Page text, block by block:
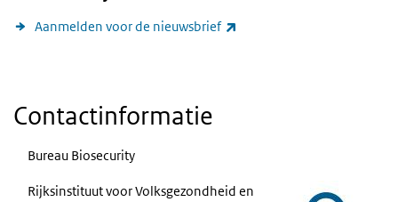
Aanmelden voor de nieuwsbrief
Contactinformatie
Bureau Biosecurity
Rijksinstituut voor Volksgezondheid en